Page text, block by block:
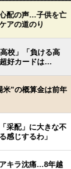
配の声…子供を亡
アの道のり
校」「負ける高
好カードは…
”の概算金は前年
采配」に大きな不
感じするわ」
キラ沈痛…8年越